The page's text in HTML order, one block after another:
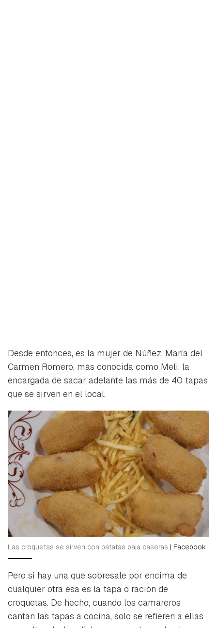
Desde entonces, es la mujer de Núñez, María del
Carmen Romero, más conocida como Meli, la
encargada de sacar adelante las más de 40 tapas
que se sirven en el local.
Las croquetas se sirven con patatas paja caseras | Facebook
Pero si hay una que sobresale por encima de
cualquier otra esa es la tapa o ración de
croquetas. De hecho, cuando los camareros
cantan las tapas a cocina, solo se refieren a ellas